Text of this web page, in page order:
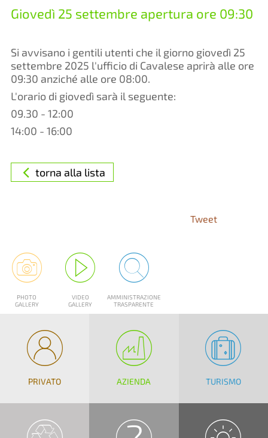
Giovedì 25 settembre apertura ore 09:30
Si avvisano i gentili utenti che il giorno giovedì 25
settembre 2025 l'ufficio di Cavalese aprirà alle ore
09:30 anziché alle ore 08:00.
L'orario di giovedì sarà il seguente:
09.30 - 12:00
14:00 - 16:00
torna alla lista
Tweet
PHOTO
GALLERY
VIDEO
GALLERY
AMMINISTRAZIONE
TRASPARENTE
PRIVATO AZIENDA TURISMO